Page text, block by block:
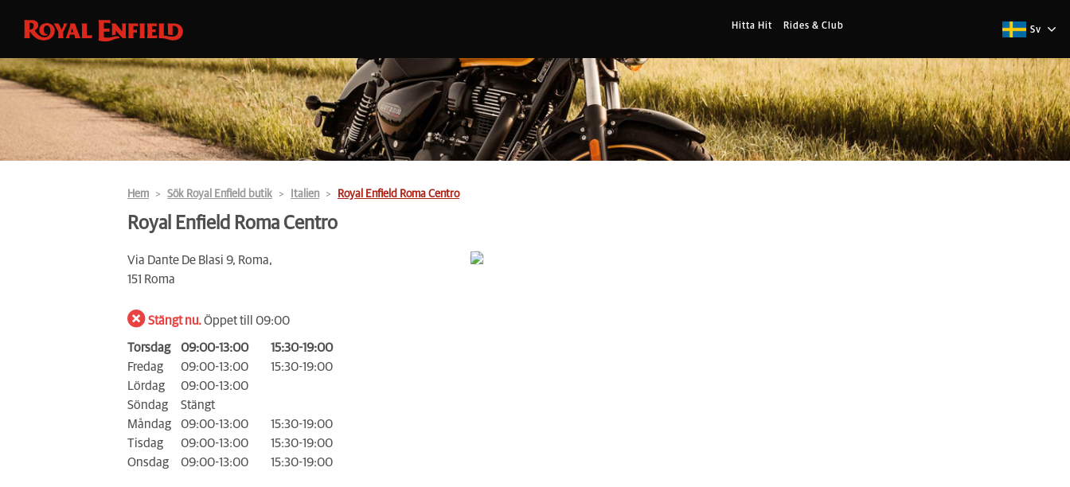
Hitta Hit Rides & Club Sv
Hem Sök Royal Enfield butik Italien Royal Enfield Roma Centro
Royal Enfield Roma Centro
Via Dante De Blasi 9, Roma,
151 Roma
Stängt nu.Öppet till 09:00
Torsdag 09:00-13:00
15:30-19:00
Fredag
09:00-13:00
15:30-19:00
Lördag
09:00-13:00
Söndag
Stängt
Måndag
09:00-13:00
15:30-19:00
Tisdag
09:00-13:00
15:30-19:00
Onsdag
09:00-13:00 15:30-19:00